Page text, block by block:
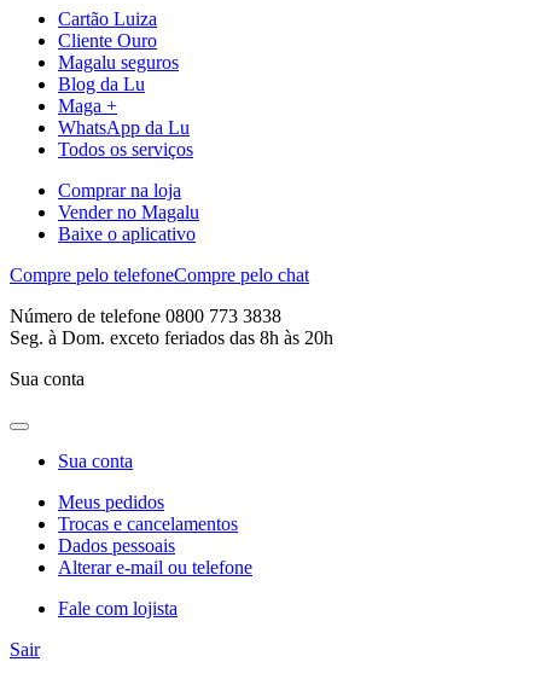
Cartão Luiza
Cliente Ouro
Magalu seguros
Blog da Lu
Maga +
WhatsApp da Lu
Todos os serviços
Comprar na loja
Vender no Magalu
Baixe o aplicativo
Compre pelo telefoneCompre pelo chat
Número de telefone 0800 773 3838
Seg. à Dom. exceto feriados das 8h às 20h
Sua conta
Sua conta
Meus pedidos
Trocas e cancelamentos
Dados pessoais
Alterar e-mail ou telefone
Fale com lojista
Sair